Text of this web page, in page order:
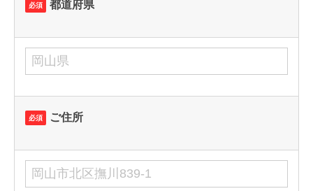
必須 都道府県
必須 ご住所